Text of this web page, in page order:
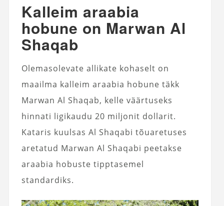
Kalleim araabia
hobune on Marwan Al
Shaqab
Olemasolevate allikate kohaselt on
maailma kalleim araabia hobune täkk
Marwan Al Shaqab, kelle väärtuseks
hinnati ligikaudu 20 miljonit dollarit.
Kataris kuulsas Al Shaqabi tõuaretuses
aretatud Marwan Al Shaqabi peetakse
araabia hobuste tipptasemel
standardiks.